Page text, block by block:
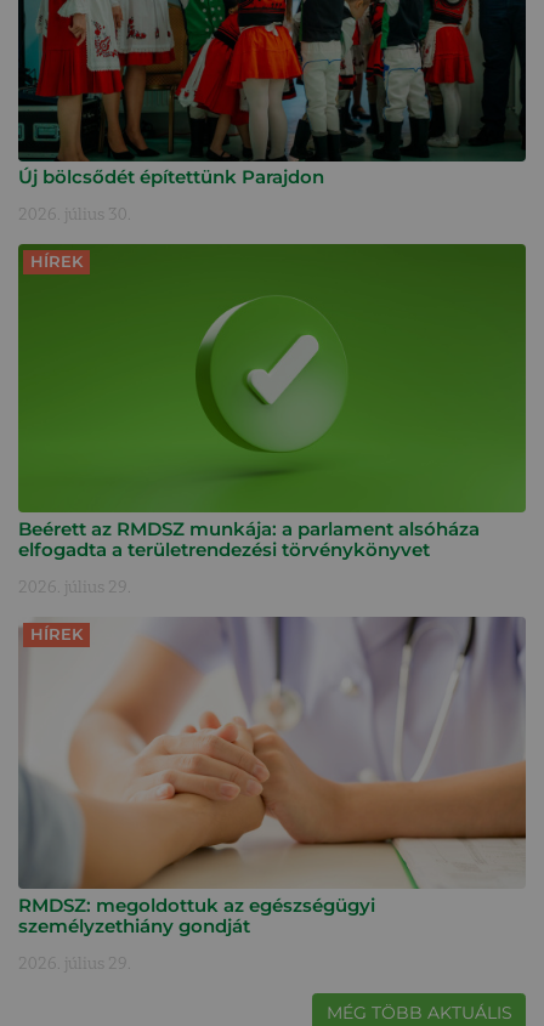
Új bölcsődét építettünk Parajdon
2026. július 30.
HÍREK
Beérett az RMDSZ munkája: a parlament alsóháza
elfogadta a területrendezési törvénykönyvet
2026. július 29.
HÍREK
RMDSZ: megoldottuk az egészségügyi
személyzethiány gondját
2026. július 29.
MÉG TÖBB AKTUÁLIS